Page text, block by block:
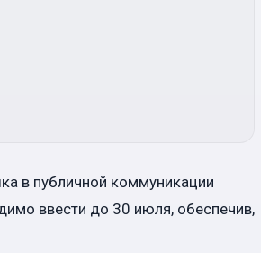
в публичной коммуникации
ввести до 30 июля, обеспечив,